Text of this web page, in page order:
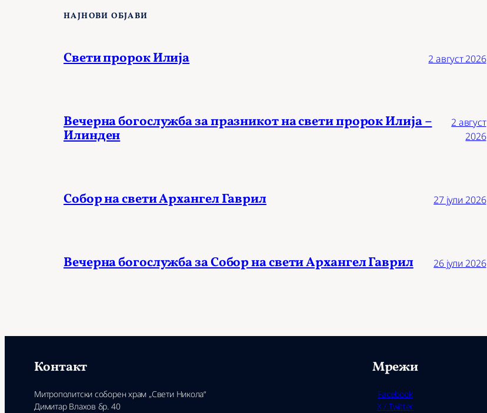
НАЈНОВИ ОБЈАВИ
Свети пророк Илија 2 август 2026
Вечерна богослужба за празникот на свети пророк Илија –
Илинден
2 август
2026
Собор на свети Архангел Гаврил 27 јули 2026
Вечерна богослужба за Собор на свети Архангел Гаврил 26 јули 2026
Контакт
Митрополитски соборен храм „Свети Никола“
Димитар Влахов бр. 40
Мрежи
Facebook
X / Twitter